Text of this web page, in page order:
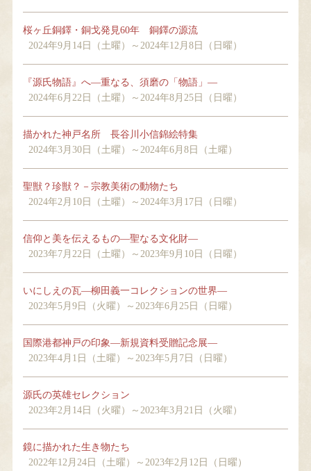
桜ヶ丘銅鐸・銅戈発見60年 銅鐸の源流
2024年9月14日（土曜）～2024年12月8日（日曜）
『源氏物語』へ―重なる、須磨の「物語」―
2024年6月22日（土曜）～2024年8月25日（日曜）
描かれた神戸名所 長谷川小信錦絵特集
2024年3月30日（土曜）～2024年6月8日（土曜）
聖獣？珍獣？－宗教美術の動物たち
2024年2月10日（土曜）～2024年3月17日（日曜）
信仰と美を伝えるもの―聖なる文化財―
2023年7月22日（土曜）～2023年9月10日（日曜）
いにしえの瓦―柳田義一コレクションの世界―
2023年5月9日（火曜）～2023年6月25日（日曜）
国際港都神戸の印象―新規資料受贈記念展―
2023年4月1日（土曜）～2023年5月7日（日曜）
源氏の英雄セレクション
2023年2月14日（火曜）～2023年3月21日（火曜）
鏡に描かれた生き物たち
2022年12月24日（土曜）～2023年2月12日（日曜）